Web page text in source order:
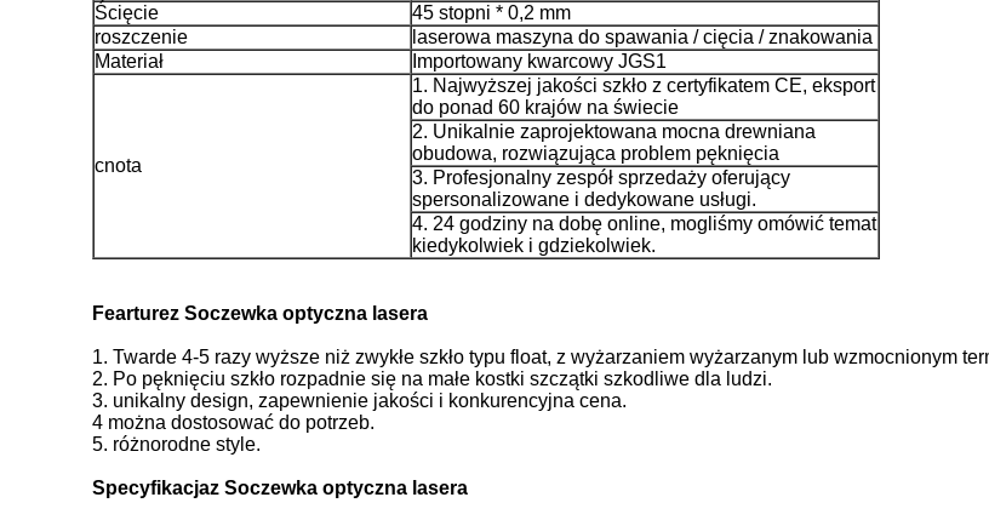
Ścięcie
45 stopni * 0,2 mm
roszczenie
laserowa maszyna do spawania / cięcia / znakowania
Materiał
Importowany kwarcowy JGS1
cnota
1. Najwyższej jakości szkło z certyfikatem CE, eksport
do ponad 60 krajów na świecie
2. Unikalnie zaprojektowana mocna drewniana
obudowa, rozwiązująca problem pęknięcia
3. Profesjonalny zespół sprzedaży oferujący
spersonalizowane i dedykowane usługi.
4. 24 godziny na dobę online, mogliśmy omówić temat
kiedykolwiek i gdziekolwiek.
Fearturez Soczewka optyczna lasera
1. Twarde 4-5 razy wyższe niż zwykłe szkło typu float, z wyżarzaniem wyżarzanym lub wzmocnionym
2. Po pęknięciu szkło rozpadnie się na małe kostki szczątki szkodliwe dla ludzi.
3. unikalny design, zapewnienie jakości i konkurencyjna cena.
4 można dostosować do potrzeb.
5. różnorodne style.
Specyfikacjaz Soczewka optyczna lasera